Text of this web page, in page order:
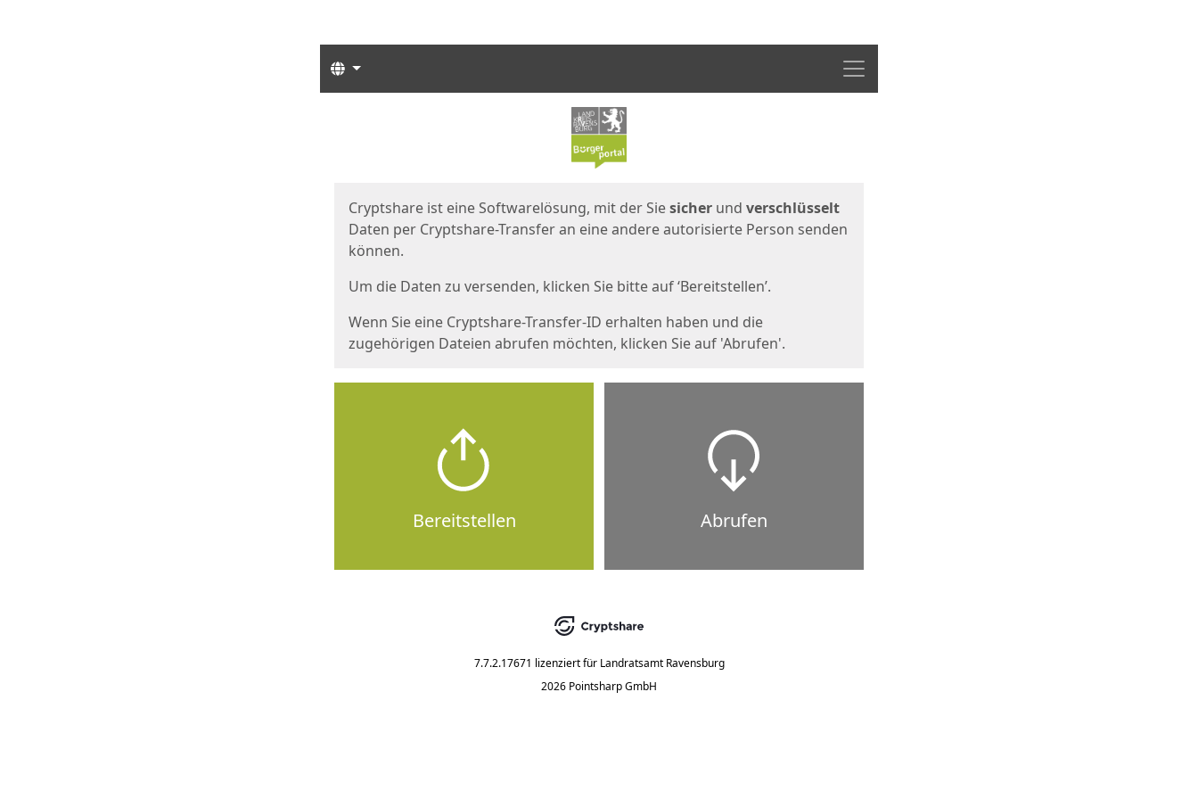
Menü
Sprachen
Cryptshare ist eine Softwarelösung, mit der Siesicher und verschlüsselt
Daten per Cryptshare-Transfer an eine andere autorisierte Person senden
können.
Um die Daten zu versenden, klicken Sie bitte auf ‘Bereitstellen’.
Wenn Sie eine Cryptshare-Transfer-ID erhalten haben und die
zugehörigen Dateien abrufen möchten, klicken Sie auf 'Abrufen'.
Bereitstellen Abrufen
7.7.2.17671 lizenziert für Landratsamt Ravensburg
2026 Pointsharp GmbH